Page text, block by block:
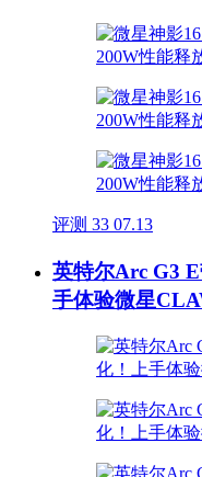
评测 33 07.13
英特尔Arc G3
手体验微星